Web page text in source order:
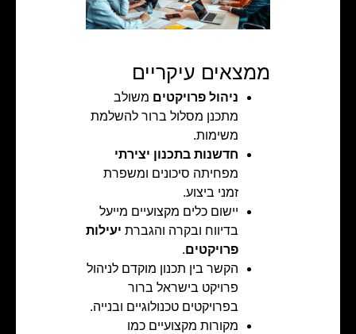
ממצאים עיקריים
ניהול פרויקטים משולב
מתכנן מסלול ברור להשלמת
משימות.
חדשנות בתכנון יצירתי
מפחיתה סיכונים ומשפרת
זמני ביצוע.
יישום כלים מקצועיים מייעל
בדיווח ובקרה והגברת יעילות
פרויקטים.
הקשר בין תכנון מוקדם לניהול
פרויקט בישראל ברור
בפרויקטים טכנולוגיים ובנייה.
מקורות מקצועיים כמו